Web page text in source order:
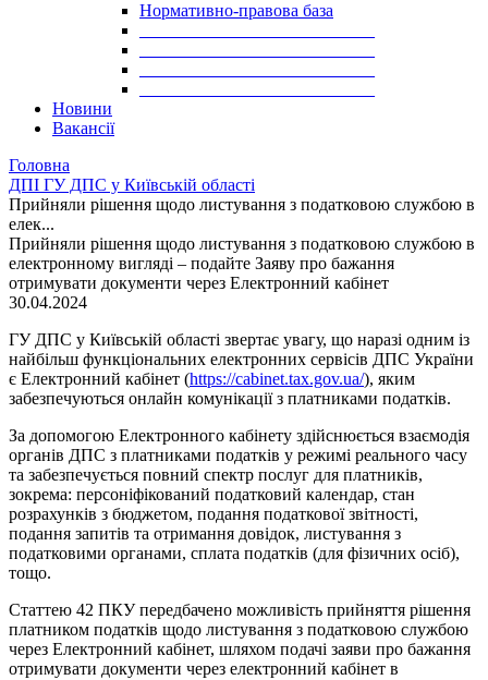
Нормативно-правова база
Новини
Вакансії
Головна
ДПІ ГУ ДПС у Київській області
Прийняли рішення щодо листування з податковою службою в
елек...
Прийняли рішення щодо листування з податковою службою в
електронному вигляді – подайте Заяву про бажання
отримувати документи через Електронний кабінет
30.04.2024
ГУ ДПС у Київській області звертає увагу, що наразі одним із
найбільш функціональних електронних сервісів ДПС України
є Електронний кабінет (https://cabinet.tax.gov.ua/), яким
забезпечуються онлайн комунікації з платниками податків.
За допомогою Електронного кабінету здійснюється взаємодія
органів ДПС з платниками податків у режимі реального часу
та забезпечується повний спектр послуг для платників,
зокрема: персоніфікований податковий календар, стан
розрахунків з бюджетом, подання податкової звітності,
подання запитів та отримання довідок, листування з
податковими органами, сплата податків (для фізичних осіб),
тощо.
Статтею 42 ПКУ передбачено можливість прийняття рішення
платником податків щодо листування з податковою службою
через Електронний кабінет, шляхом подачі заяви про бажання
отримувати документи через електронний кабінет в